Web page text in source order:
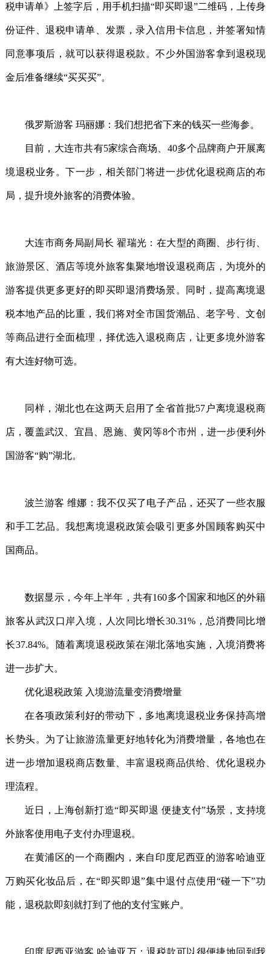
税申请单》上签字后，用手机扫描“即买即退”二维码，上传身
份证件、退税申请单、发票，录入信用卡信息，并签署知情
同意事项后，就可以获得退税款。不少外国游客拿到退税现
金后准备继续“买买买”。
俄罗斯游客 玛丽娜：我们想把省下来的钱买一些海参。
目前，大连市共有5家综合商场、40多个品牌商户开展离
境退税业务。下一步，相关部门将进一步优化退税商店的布
局，提升境外旅客的消费体验。
大连市商务局副局长 翟瑞光：在大型的商圈、步行街、
旅游景区、酒店等境外旅客集聚地增设退税商店，为境外的
游客提供更多更好的即买即退消费场景。同时，提高离境退
税本地产品的比重，我们将对全市国货潮品、老字号、文创
等商品进行全面梳理，择优选入退税商店，让更多境外游客
有大连好物可选。
同样，湖北也在这两天启用了全省首批57户离境退税商
店，覆盖武汉、宜昌、恩施、黄冈等8个市州，进一步便利外
国游客“购”湖北。
波兰游客 维娜：我不仅买了电子产品，还买了一些衣服
和手工艺品。我想离境退税政策会吸引更多外国顾客购买中
国商品。
数据显示，今年上半年，共有160多个国家和地区的外籍
旅客从武汉口岸入境，人次同比增长30.31%，总消费同比增
长37.84%。随着离境退税政策在湖北落地实施，入境消费将
进一步扩大。
优化退税政策 入境游流量变消费增量
在各项政策利好的带动下，多地离境退税业务保持高增
长势头。为了让旅游流量更好地转化为消费增量，各地也在
进一步增加退税商店数量、丰富退税商品供给、优化退税办
理流程。
近日，上海创新打造“即买即退 便捷支付”场景，支持境
外旅客使用电子支付办理退税。
在黄浦区的一个商圈内，来自印度尼西亚的游客哈迪亚
万购买化妆品后，在“即买即退”集中退付点使用“碰一下”功
能，退税款即刻就打到了他的支付宝账户。
印度尼西亚游客 哈迪亚万：退税款可以很便捷地回到我